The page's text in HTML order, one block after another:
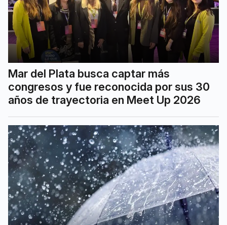
Mar del Plata busca captar más
congresos y fue reconocida por sus 30
años de trayectoria en Meet Up 2026